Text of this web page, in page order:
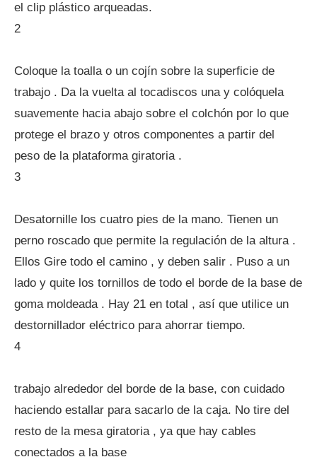
el clip plástico arqueadas.
2
Coloque la toalla o un cojín sobre la superficie de
trabajo . Da la vuelta al tocadiscos una y colóquela
suavemente hacia abajo sobre el colchón por lo que
protege el brazo y otros componentes a partir del
peso de la plataforma giratoria .
3
Desatornille los cuatro pies de la mano. Tienen un
perno roscado que permite la regulación de la altura .
Ellos Gire todo el camino , y deben salir . Puso a un
lado y quite los tornillos de todo el borde de la base de
goma moldeada . Hay 21 en total , así que utilice un
destornillador eléctrico para ahorrar tiempo.
4
trabajo alrededor del borde de la base, con cuidado
haciendo estallar para sacarlo de la caja. No tire del
resto de la mesa giratoria , ya que hay cables
conectados a la base